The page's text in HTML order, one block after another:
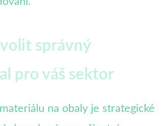
správný
pro váš sektor
na obaly je strategické